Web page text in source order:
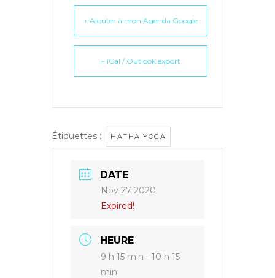
+ Ajouter à mon Agenda Google
+ iCal / Outlook export
Étiquettes : HATHA YOGA
DATE
Nov 27 2020
Expired!
HEURE
9 h 15 min - 10 h 15
min